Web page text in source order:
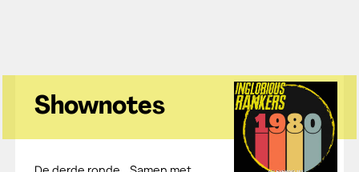
Shownotes